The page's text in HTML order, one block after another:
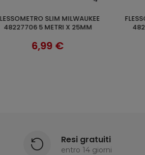
SCOPRI
48227706 5 METRI X 25MM
6,99 €
FLESSOMETRO SLIM MILWAUKEE
Resi gratuiti
entro 14 giorni